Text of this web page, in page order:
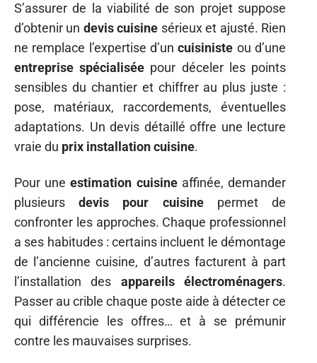
S’assurer de la viabilité de son projet suppose
d’obtenir un devis cuisine sérieux et ajusté. Rien
ne remplace l’expertise d’uncuisiniste ou d’une
entreprise spécialisée pour déceler les points
sensibles du chantier et chiffrer au plus juste :
pose, matériaux, raccordements, éventuelles
adaptations. Un devis détaillé offre une lecture
vraie du prix installation cuisine.
Pour uneestimation cuisineaffinée, demander
plusieursdevis pour cuisinepermet de
confronter les approches. Chaque professionnel
a ses habitudes : certains incluent le démontage
de l’ancienne cuisine, d’autres facturent à part
l’installation des appareils électroménagers.
Passer au crible chaque poste aide à détecter ce
qui différencie les offres… et à se prémunir
contre les mauvaises surprises.